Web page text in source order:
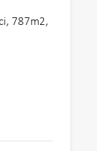
787m2,